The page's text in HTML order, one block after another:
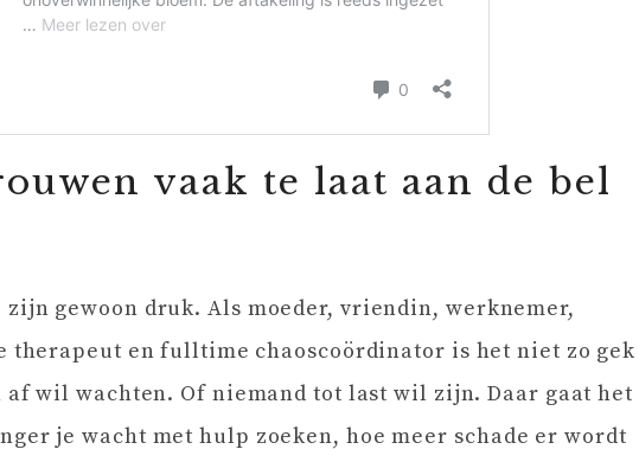
vaak te laat aan de bel
zijn gewoon druk. Als moeder, vriendin, werknemer,
en fulltime chaoscoördinator is het niet zo gek
af wil wachten. Of niemand tot last wil zijn. Daar gaat het
je wacht met hulp zoeken, hoe meer schade er wordt